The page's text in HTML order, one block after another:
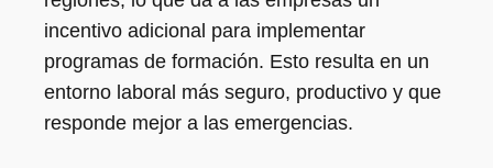
incentivo adicional para implementar
programas de formación. Esto resulta en un
entorno laboral más seguro, productivo y que
responde mejor a las emergencias.